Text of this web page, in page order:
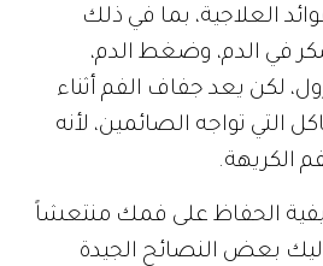
العلاجية، بما في ذلك
في الدم، وضغط الدم،
لكن يعد جفاف الفم أثناء
التي تواجه الصائمين، لأنه
الكريهة.
الحفاظ على فمك منتعشاً
بعض النصائح الجيدة